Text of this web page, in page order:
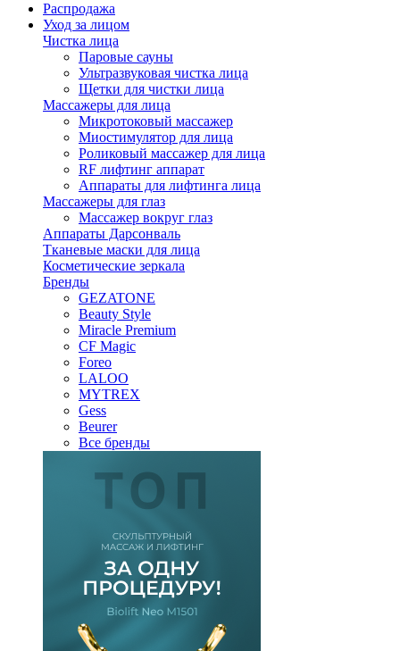
Распродажа
Уход за лицом
Чистка лица
Паровые сауны
Ультразвуковая чистка лица
Щетки для чистки лица
Массажеры для лица
Микротоковый массажер
Миостимулятор для лица
Роликовый массажер для лица
RF лифтинг аппарат
Аппараты для лифтинга лица
Массажеры для глаз
Массажер вокруг глаз
Аппараты Дарсонваль
Тканевые маски для лица
Косметические зеркала
Бренды
GEZATONE
Beauty Style
Miracle Premium
CF Magic
Foreo
LALOO
MYTREX
Gess
Beurer
Все бренды